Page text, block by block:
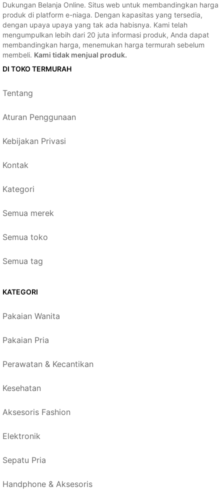
Dukungan Belanja Online. Situs web untuk membandingkan harga
produk di platform e-niaga. Dengan kapasitas yang tersedia,
dengan upaya upaya yang tak ada habisnya. Kami telah
mengumpulkan lebih dari 20 juta informasi produk, Anda dapat
membandingkan harga, menemukan harga termurah sebelum
membeli. Kami tidak menjual produk.
DI TOKO TERMURAH
Tentang
Aturan Penggunaan
Kebijakan Privasi
Kontak
Kategori
Semua merek
Semua toko
Semua tag
KATEGORI
Pakaian Wanita
Pakaian Pria
Perawatan & Kecantikan
Kesehatan
Aksesoris Fashion
Elektronik
Sepatu Pria
Handphone & Aksesoris